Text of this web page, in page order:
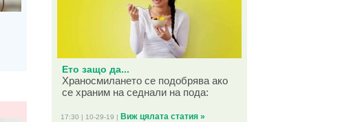
Ето защо да...
Храносмилането се подобрява ако
се храним на седнали на пода:
17:30 | 10-29-19 | Виж цялата статия »